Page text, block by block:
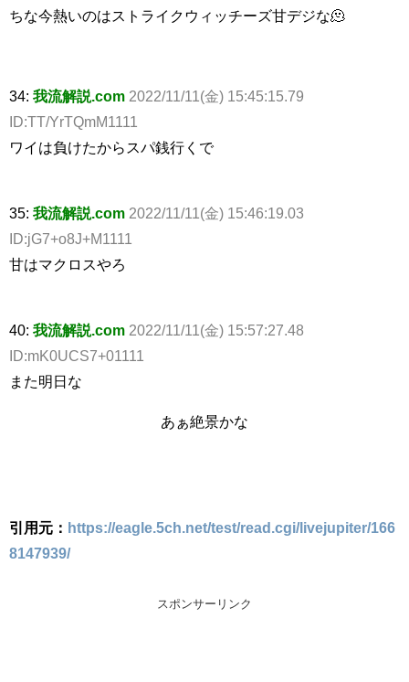
ちな今熱いのはストライクウィッチーズ甘デジな🫠
34: 我流解説.com 2022/11/11(金) 15:45:15.79
ID:TT/YrTQmM1111
ワイは負けたからスパ銭行くで
35: 我流解説.com 2022/11/11(金) 15:46:19.03
ID:jG7+o8J+M1111
甘はマクロスやろ
40: 我流解説.com 2022/11/11(金) 15:57:27.48
ID:mK0UCS7+01111
また明日な
あぁ絶景かな
引用元： https://eagle.5ch.net/test/read.cgi/livejupiter/166
8147939/
スポンサーリンク